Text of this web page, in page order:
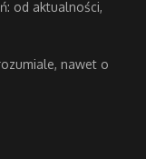
od aktualności,
nawet o